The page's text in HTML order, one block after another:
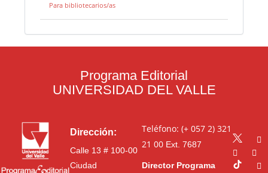
Para bibliotecarios/as
Programa Editorial
UNIVERSIDAD DEL VALLE
Dirección:
Calle 13 # 100-00
Ciudad
Teléfono: (+ 057 2) 321
21 00Ext. 7687
Director Programa